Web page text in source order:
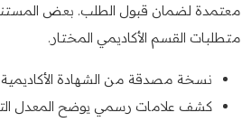
معتمدة لضمان قبول الطلب. بعض
متطلبات القسم الأكاديمي المختار.
نسخة مصدقة من الشهادة
كشف علامات رسمي يوضح المعدل